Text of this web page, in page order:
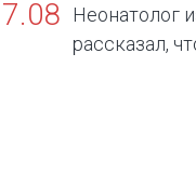
Неонатолог
рассказал,